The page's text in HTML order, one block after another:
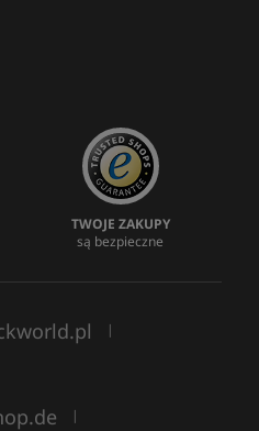
TWOJE ZAKUPY
są bezpieczne
|
|